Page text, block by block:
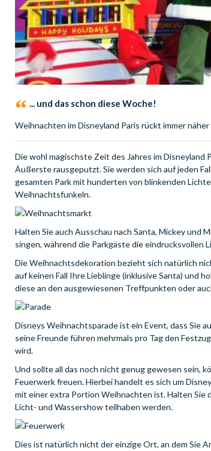
... und das schon diese Woche!
Weihnachten im Disneyland Paris rückt immer
Die wohl magischste Zeit des Jahres im
Äußerste rausgeputzt. Sie werden sich auf jeden
gesamten Park mit hunderten von blinkenden
Weihnachtsfunkeln.
Halten Sie auch Ausschau nach Santa, Mickey und
singen, während die Parkgäste die eindrucksvollen
Die Weihnachtsdekoration bezieht sich natürlich
auf keinen Fall Ihre Lieblinge (inklusive Santa) und
diese an den ausgewiesenen Treffpunkten oder
Disneys Weihnachtsparade ist ein Event, dass Sie
seine Freunde führen mehrmals pro Tag den
wird.
Und sollte all das noch nicht genug gewesen sein,
Feuerwerk freuen. Hierbei handelt es sich um
mit einer extra Portion Weihnachten ist. Halten Sie
Licht- und Wassershow teilhaben werden.
Dies ist natürlich nicht der einzige Ort, an dem Sie